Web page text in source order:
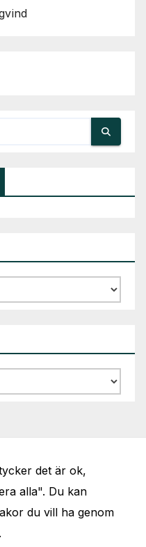
det är ok,
alla". Du kan
du vill ha genom